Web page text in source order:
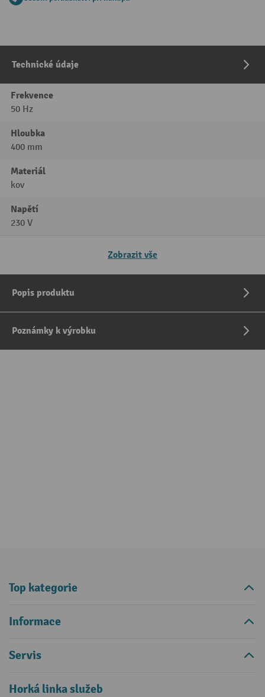
Technické údaje
Frekvence
50 Hz
Hloubka
400 mm
Materiál
kov
Napětí
230 V
Zobrazit vše
Popis produktu
Poznámky k výrobku
Top kategorie
Informace
Servis
Horká linka služeb